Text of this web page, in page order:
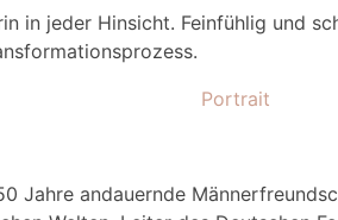
in jeder Hinsicht. Feinfühlig und
Portrait
Jahre andauernde